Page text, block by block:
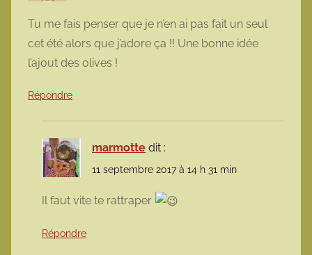
Tu me fais penser que je n’en ai pas fait un seul
cet été alors que j’adore ça !! Une bonne idée
l’ajout des olives !
Répondre
marmotte dit :
11 septembre 2017 à 14 h 31 min
Il faut vite te rattraper
Répondre